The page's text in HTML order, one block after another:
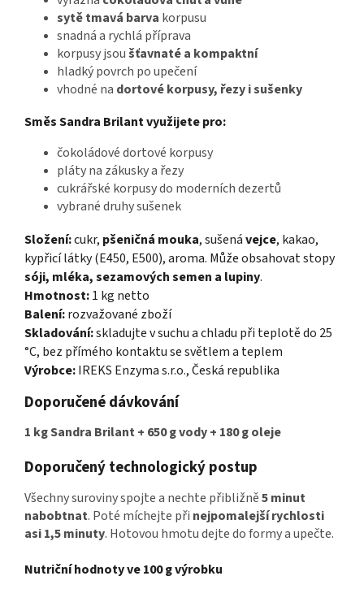
sytě tmavá barva korpusu
snadná a rychlá příprava
korpusy jsoušťavnaté a kompaktní
hladký povrch po upečení
vhodné na dortové korpusy, řezy i sušenky
Směs Sandra Brilant využijete pro:
čokoládové dortové korpusy
pláty na zákusky a řezy
cukrářské korpusy do moderních dezertů
vybrané druhy sušenek
Složení:cukr, pšeničná mouka, sušenávejce, kakao,
kypřicí látky (E450, E500), aroma. Může obsahovat stopy
sóji, mléka, sezamových semen a lupiny.
Hmotnost:1 kg netto
Balení:rozvažované zboží
Skladování:skladujte v suchu a chladu při teplotě do 25
°C, bez přímého kontaktu se světlem a teplem
Výrobce:IREKS Enzyma s.r.o., Česká republika
Doporučené dávkování
1 kg Sandra Brilant + 650 g vody + 180 g oleje
Doporučený technologický postup
Všechny suroviny spojte a nechte přibližně5 minut
nabobtnat. Poté míchejte při nejpomalejší rychlosti
asi 1,5 minuty. Hotovou hmotu dejte do formy a upečte.
Nutriční hodnoty ve 100 g výrobku